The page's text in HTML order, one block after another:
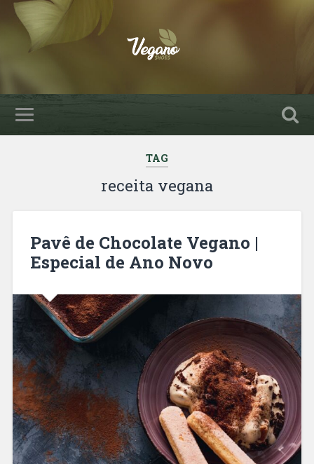
TAG
receita vegana
Pavê de Chocolate Vegano |
Especial de Ano Novo